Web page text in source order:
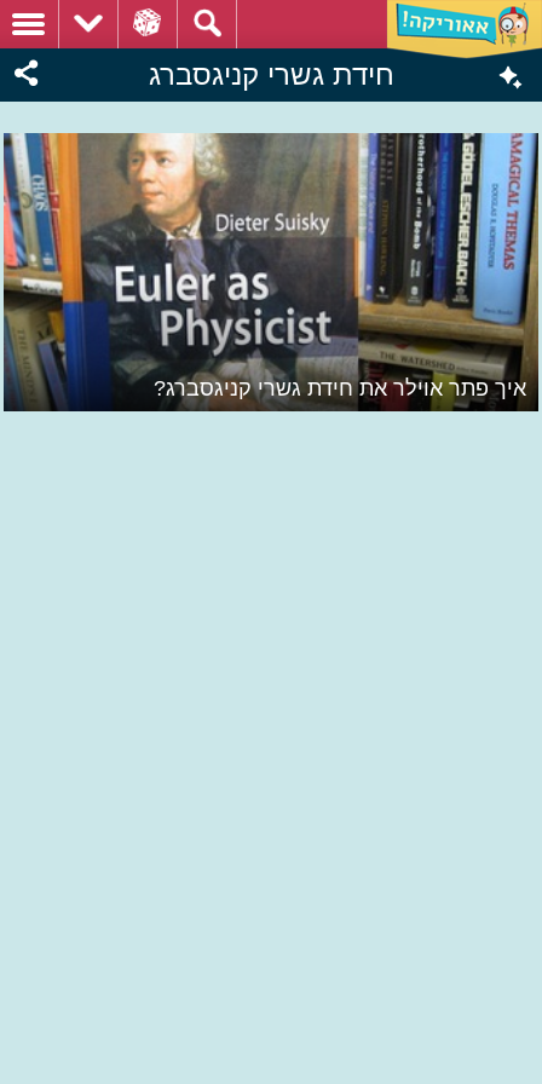
חידת גשרי קניגסברג
איך פתר אוילר את חידת גשרי קניגסברג?